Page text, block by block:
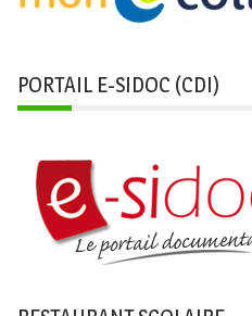
PORTAIL E-SIDOC (CDI)